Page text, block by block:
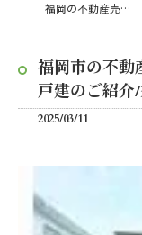
福岡の不動産売買・仲介なら株式会社ランドマーク
福岡市の不動
戸建のご紹介
2025/03/11